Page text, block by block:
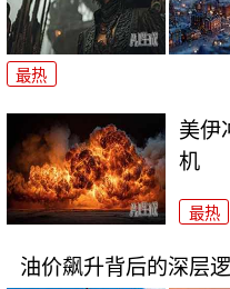
最热
美伊
机
最热
油价飙升背后的深层